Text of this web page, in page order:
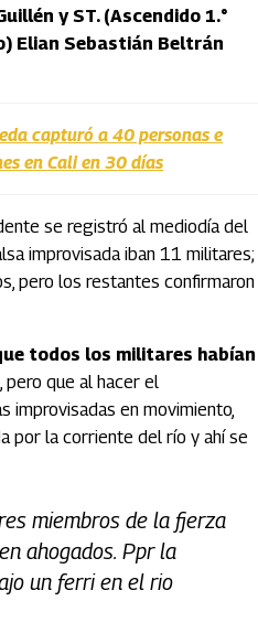
y ST. (Ascendido 1.°
Elian Sebastián Beltrán
capturó a 40 personas e
en Cali en 30 días
se registró al mediodía del
improvisada iban 11 militares;
pero los restantes confirmaron
todos los militares habían
, pero que al hacer el
improvisadas en movimiento,
por la corriente del río y ahí se
miembros de la fjerza
ahogados. Ppr la
un ferri en el rio